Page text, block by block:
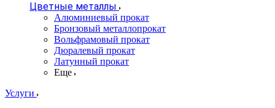
Цветные металлы
Алюминиевый прокат
Бронзовый металлопрокат
Вольфрамовый прокат
Дюралевый прокат
Латунный прокат
Еще
Услуги